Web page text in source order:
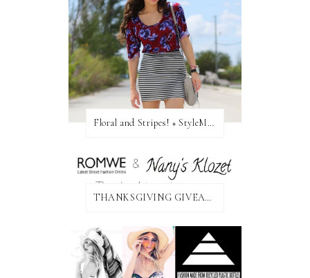
Floral and Stripes! + StyleMint GIVEAWAY!
THANKSGIVING GIVEAWAY!